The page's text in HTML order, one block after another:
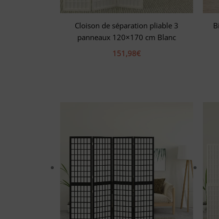
Cloison de séparation pliable 3
panneaux 120×170 cm Blanc
151,98€